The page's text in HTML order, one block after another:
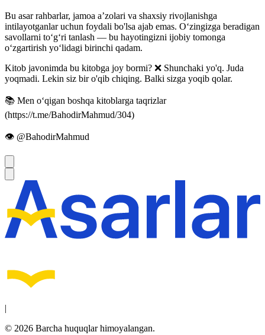
Bu asar rahbarlar, jamoa a’zolari va shaxsiy rivojlanishga
intilayotganlar uchun foydali bo'lsa ajab emas. O‘zingizga beradigan
savollarni to‘g‘ri tanlash — bu hayotingizni ijobiy tomonga
o‘zgartirish yo‘lidagi birinchi qadam.
Kitob javonimda bu kitobga joy bormi? ❌ Shunchaki yo'q. Juda
yoqmadi. Lekin siz bir o'qib chiqing. Balki sizga yoqib qolar.
📚 Men oʻqigan boshqa kitoblarga taqrizlar
(https://t.me/BahodirMahmud/304)
👁 @BahodirMahmud
|
© 2026 Barcha huquqlar himoyalangan.